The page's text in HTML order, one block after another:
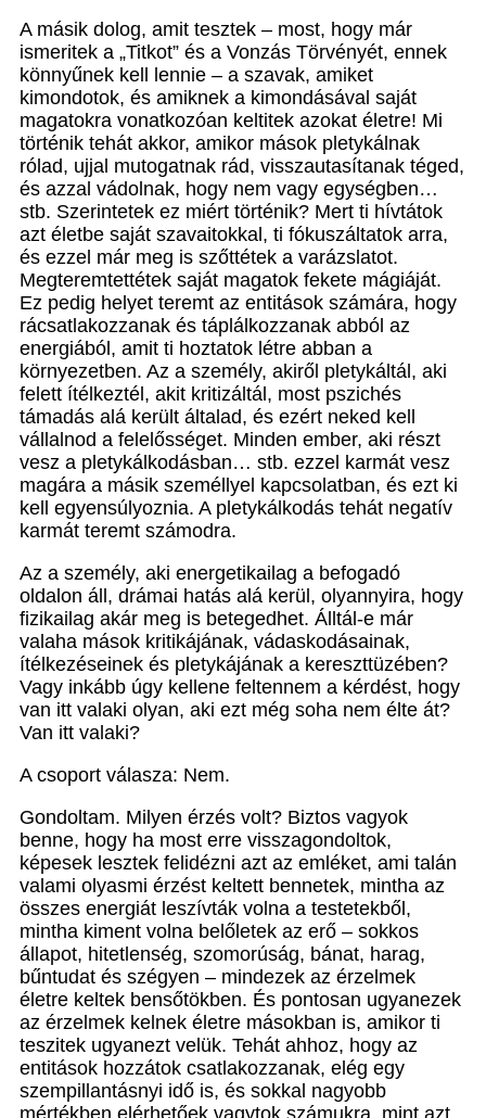
A másik dolog, amit tesztek – most, hogy már
ismeritek a „Titkot” és a Vonzás Törvényét, ennek
könnyűnek kell lennie – a szavak, amiket
kimondotok, és amiknek a kimondásával saját
magatokra vonatkozóan keltitek azokat életre! Mi
történik tehát akkor, amikor mások pletykálnak
rólad, ujjal mutogatnak rád, visszautasítanak téged,
és azzal vádolnak, hogy nem vagy egységben…
stb. Szerintetek ez miért történik? Mert ti hívtátok
azt életbe saját szavaitokkal, ti fókuszáltatok arra,
és ezzel már meg is szőttétek a varázslatot.
Megteremtettétek saját magatok fekete mágiáját.
Ez pedig helyet teremt az entitások számára, hogy
rácsatlakozzanak és táplálkozzanak abból az
energiából, amit ti hoztatok létre abban a
környezetben. Az a személy, akiről pletykáltál, aki
felett ítélkeztél, akit kritizáltál, most pszichés
támadás alá került általad, és ezért neked kell
vállalnod a felelősséget. Minden ember, aki részt
vesz a pletykálkodásban… stb. ezzel karmát vesz
magára a másik személlyel kapcsolatban, és ezt ki
kell egyensúlyoznia. A pletykálkodás tehát negatív
karmát teremt számodra.
Az a személy, aki energetikailag a befogadó
oldalon áll, drámai hatás alá kerül, olyannyira, hogy
fizikailag akár meg is betegedhet. Álltál-e már
valaha mások kritikájának, vádaskodásainak,
ítélkezéseinek és pletykájának a kereszttüzében?
Vagy inkább úgy kellene feltennem a kérdést, hogy
van itt valaki olyan, aki ezt még soha nem élte át?
Van itt valaki?
A csoport válasza: Nem.
Gondoltam. Milyen érzés volt? Biztos vagyok
benne, hogy ha most erre visszagondoltok,
képesek lesztek felidézni azt az emléket, ami talán
valami olyasmi érzést keltett bennetek, mintha az
összes energiát leszívták volna a testetekből,
mintha kiment volna belőletek az erő – sokkos
állapot, hitetlenség, szomorúság, bánat, harag,
bűntudat és szégyen – mindezek az érzelmek
életre keltek bensőtökben. És pontosan ugyanezek
az érzelmek kelnek életre másokban is, amikor ti
teszitek ugyanezt velük. Tehát ahhoz, hogy az
entitások hozzátok csatlakozzanak, elég egy
szempillantásnyi idő is, és sokkal nagyobb